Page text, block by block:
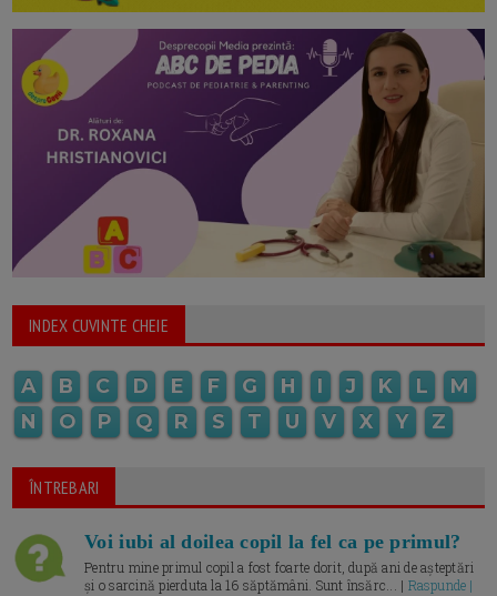
INDEX CUVINTE CHEIE
A B C D E F G H I J K L
M
N
O P Q R S T U V X Y Z
ÎNTREBARI
Voi iubi al doilea copil la fel ca pe primul?
Pentru mine primul copil a fost foarte dorit, după ani de așteptări
și o sarcină pierduta la 16 săptămâni. Sunt însărc... | Raspunde |